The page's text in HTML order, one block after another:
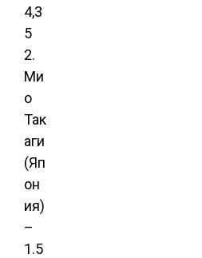
4,3
5
2.
Ми
о
Так
аги
(Яп
он
ия)
–
1.5